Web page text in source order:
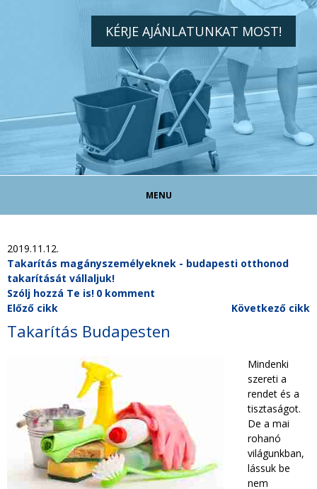
KÉRJE AJÁNLATUNKAT MOST!
MENU
TAKARÍTÁS MAGÁNSZEMÉLYEKNEK
TAKARÍTÁS CÉGEKNEK
TAKARÍTÁSI INTÉZMÉNYEKNEK
2019.11.12.
Takarítás magányszemélyeknek - budapesti otthonod
takarítását vállaljuk!
Szólj hozzá Te is! 0 komment
Előző cikk
Következő cikk
Takarítás Budapesten
Mindenki
szereti a
rendet és a
tisztaságot.
De a mai
rohanó
világunkban,
lássuk be
nem